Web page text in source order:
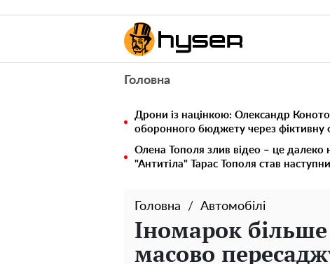
Головна
Дрони із націнкою: Олександр
оборонного бюджету через фіктивну
Олена Тополя злив відео – це далеко
"Антитіла" Тарас Тополя став
Головна Автомобілі
Іномарок
масово